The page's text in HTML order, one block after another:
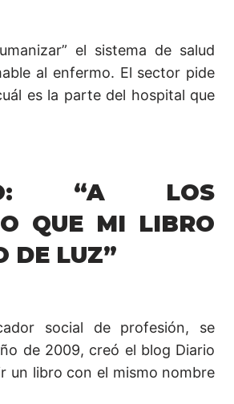
el sistema de salud
al enfermo. El sector pide
es la parte del hospital que
“A LOS
QUE MI LIBRO
DE LUZ”
social de profesión, se
de 2009, creó el blog Diario
un libro con el mismo nombre